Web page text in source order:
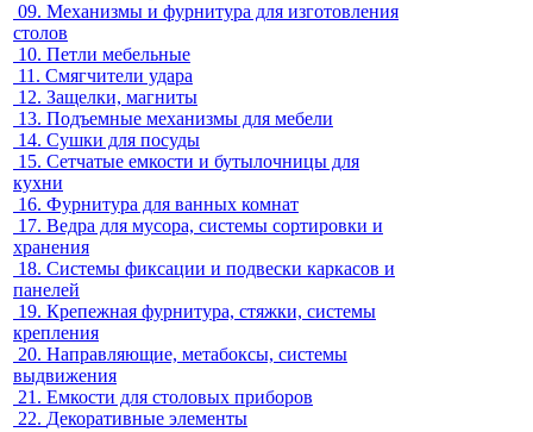
09. Механизмы и фурнитура для изготовления
столов
10. Петли мебельные
11. Смягчители удара
12. Защелки, магниты
13. Подъемные механизмы для мебели
14. Сушки для посуды
15. Сетчатые емкости и бутылочницы для
кухни
16. Фурнитура для ванных комнат
17. Ведра для мусора, системы сортировки и
хранения
18. Системы фиксации и подвески каркасов и
панелей
19. Крепежная фурнитура, стяжки, системы
крепления
20. Направляющие, метабоксы, системы
выдвижения
21. Емкости для столовых приборов
22. Декоративные элементы